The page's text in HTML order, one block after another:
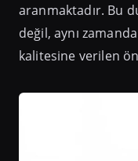
aranmaktadır. Bu
değil, aynı
kalitesine verilen